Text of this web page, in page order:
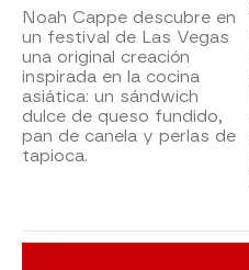
Noah Cappe descubre en
un festival de Las Vegas
una original creación
inspirada en la cocina
asiática: un sándwich
dulce de queso fundido,
pan de canela y perlas de
tapioca.